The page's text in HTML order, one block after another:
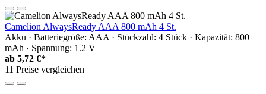
Camelion AlwaysReady AAA 800 mAh 4 St.
Akku · Batteriegröße: AAA · Stückzahl: 4 Stück · Kapazität: 800
mAh · Spannung: 1.2 V
ab 5,72 €*
11 Preise vergleichen